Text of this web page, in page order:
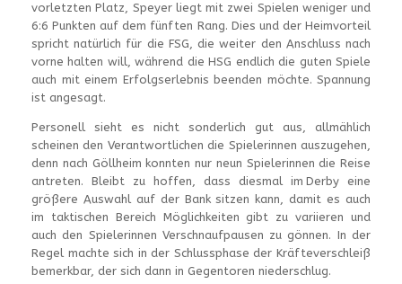
vorletzten Platz, Speyer liegt mit zwei Spielen weniger und
6:6 Punkten auf dem fünften Rang. Dies und der Heimvorteil
spricht natürlich für die FSG, die weiter den Anschluss nach
vorne halten will, während die HSG endlich die guten Spiele
auch mit einem Erfolgserlebnis beenden möchte. Spannung
ist angesagt.
Personell sieht es nicht sonderlich gut aus, allmählich
scheinen den Verantwortlichen die Spielerinnen auszugehen,
denn nach Göllheim konnten nur neun Spielerinnen die Reise
antreten. Bleibt zu hoffen, dass diesmal im Derby eine
größere Auswahl auf der Bank sitzen kann, damit es auch
im taktischen Bereich Möglichkeiten gibt zu variieren und
auch den Spielerinnen Verschnaufpausen zu gönnen. In der
Regel machte sich in der Schlussphase der Kräfteverschleiß
bemerkbar, der sich dann in Gegentoren niederschlug.